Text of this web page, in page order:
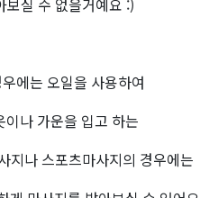
실 수 없을거예요 :)
에는 오일을 사용하여
나 가운을 입고 하는
지나 스포츠마사지의 경우에는